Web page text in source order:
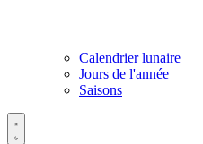
Calendrier lunaire
Jours de l'année
Saisons